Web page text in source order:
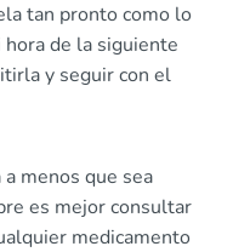
tan pronto como lo
hora de la siguiente
y seguir con el
menos que sea
es mejor consultar
medicamento